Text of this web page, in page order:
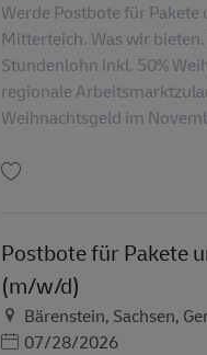
Werde Postbote für Pakete
Mitterteich. Was wir
Stundenlohn inkl. 50%
regionale
Weihnachtsgeld im
Postbote für Pakete
(m/w/d)
สถานที่
Bärenstein, Sachsen,
Posted Date
07/28/2026